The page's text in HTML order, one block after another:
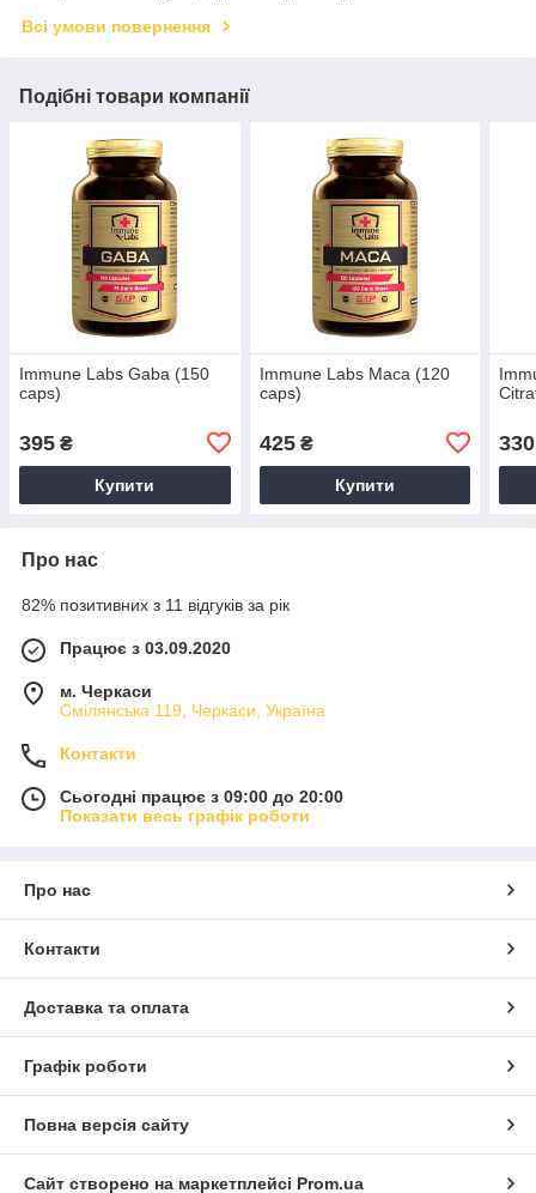
Всі умови повернення
Подібні товари компанії
Immune Labs Gaba (150
caps)
395 ₴
Купити
Immune Labs Maca (120
caps)
425₴
Купити
330
Про нас
82% позитивних з 11 відгуків за рік
Працює з 03.09.2020
м. Черкаси
Смілянська 119, Черкаси, Україна
Контакти
Сьогодні працює з 09:00 до 20:00
Показати весь графік роботи
Про нас
Контакти
Доставка та оплата
Графік роботи
Повна версія сайту
Сайт створено на маркетплейсі Prom.ua